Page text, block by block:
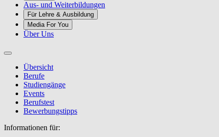
Aus- und Weiterbildungen
Für Lehre & Ausbildung
Media For You
Über Uns
Übersicht
Berufe
Studiengänge
Events
Berufstest
Bewerbungstipps
Informationen für: